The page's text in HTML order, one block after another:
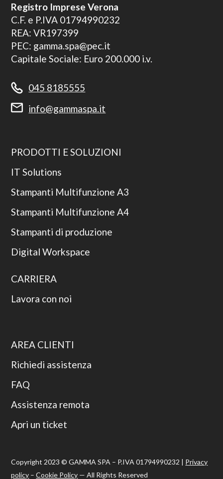
Registro Imprese Verona
C.F. e P.IVA 01794990232
REA: VR197399
PEC: gamma.spa@pec.it
Capitale Sociale: Euro 200.000 i.v.
045 8185555
info@gammaspa.it
PRODOTTI E SOLUZIONI
IT Solutions
Stampanti Multifunzione A3
Stampanti Multifunzione A4
Stampanti di produzione
Digital Workspace
CARRIERA
Lavora con noi
AREA CLIENTI
Richiedi assistenza
FAQ
Assistenza remota
Apri un ticket
Copyright 2023 © GAMMA SPA – P.IVA 01794990232 | Privacy
policy –Cookie Policy — All Rights Reserved